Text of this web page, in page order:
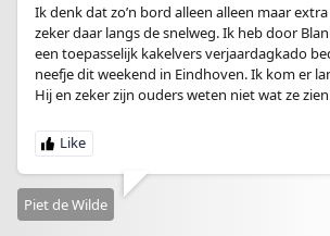
Ik denk dat zo’n bord alleen alleen maar
zeker daar langs de snelweg. Ik heb door
een toepasselijk kakelvers verjaardagkado
neefje dit weekend in Eindhoven. Ik kom er
Hij en zeker zijn ouders weten niet wat ze
Piet de Wilde